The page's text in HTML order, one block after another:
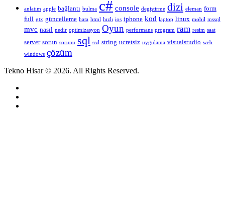
anlatım apple bağlantı bulma c# console degiştirme dizi eleman form
full gtx güncelleme hata html hızlı ios iphone kod laptop linux mobil mssql
mvc nasıl nedir optimizasyon Oyun performans program ram resim saat
server sorun sorunu sql ssd string ucretsiz uygulama visualstudio web
windows çözüm
Tekno Hisar © 2026. All Rights Reserved.